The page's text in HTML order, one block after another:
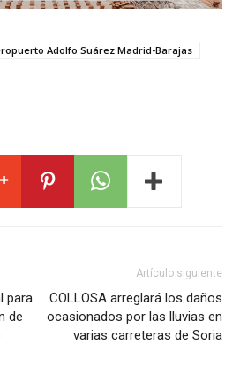
Adolfo Suárez Madrid-Barajas
para
de
Artículo siguiente
COLLOSA arreglará los daños
ocasionados por las lluvias en
varias carreteras de Soria